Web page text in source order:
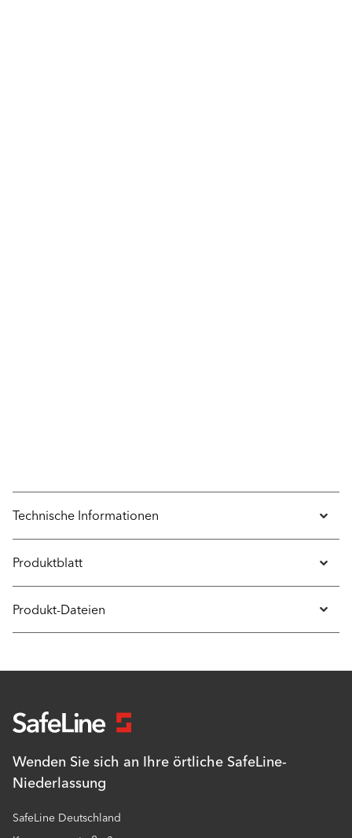
Technische Informationen
Produktblatt
Produkt-Dateien
Wenden Sie sich an Ihre örtliche SafeLine-
Niederlassung
SafeLine Deutschland